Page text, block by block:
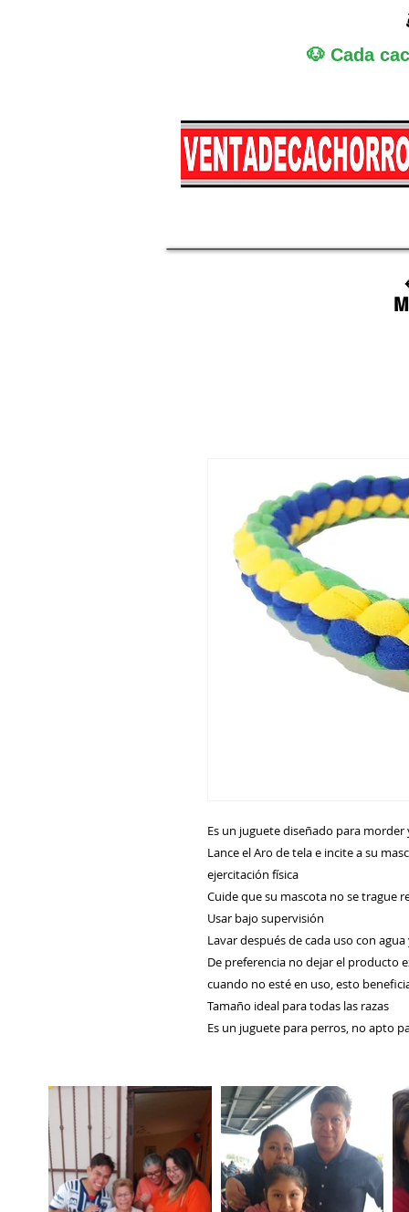
🐶 Cada
Es un juguete diseñado para morder
Lance el Aro de tela e incite a su
ejercitación física
Cuide que su mascota no se trague
Usar bajo supervisión
Lavar después de cada uso con
De preferencia no dejar el producto
cuando no esté en uso, esto
Tamaño ideal para todas las razas
Es un juguete para perros, no apto